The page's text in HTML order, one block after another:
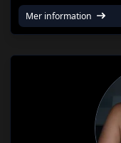
Mer information